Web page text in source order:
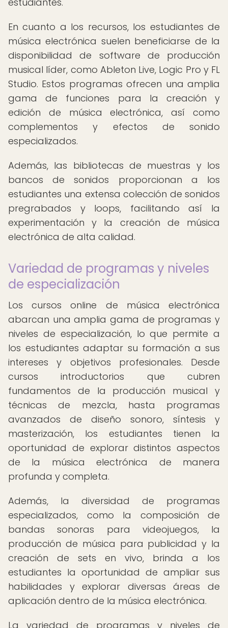
En cuanto a los recursos, los estudiantes de
música electrónica suelen beneficiarse de la
disponibilidad de software de producción
musical líder, como Ableton Live, Logic Pro y FL
Studio. Estos programas ofrecen una amplia
gama de funciones para la creación y
edición de música electrónica, así como
complementos y efectos de sonido
especializados.
Además, las bibliotecas de muestras y los
bancos de sonidos proporcionan a los
estudiantes una extensa colección de sonidos
pregrabados y loops, facilitando así la
experimentación y la creación de música
electrónica de alta calidad.
Variedad de programas y niveles
de especialización
Los cursos online de música electrónica
abarcan una amplia gama de programas y
niveles de especialización, lo que permite a
los estudiantes adaptar su formación a sus
intereses y objetivos profesionales. Desde
cursos introductorios que cubren
fundamentos de la producción musical y
técnicas de mezcla, hasta programas
avanzados de diseño sonoro, síntesis y
masterización, los estudiantes tienen la
oportunidad de explorar distintos aspectos
de la música electrónica de manera
profunda y completa.
Además, la diversidad de programas
especializados, como la composición de
bandas sonoras para videojuegos, la
producción de música para publicidad y la
creación de sets en vivo, brinda a los
estudiantes la oportunidad de ampliar sus
habilidades y explorar diversas áreas de
aplicación dentro de la música electrónica.
La variedad de programas y niveles de